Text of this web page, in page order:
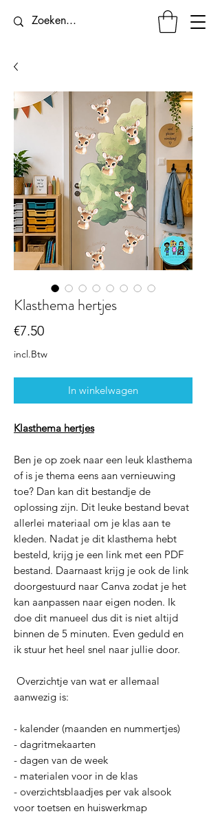
Klasthema hertjes
€7.50Prijs
incl.Btw
In winkelwagen
Klasthema hertjes
Ben je op zoek naar een leuk klasthema
of is je thema eens aan vernieuwing
toe? Dan kan dit bestandje de
oplossing zijn. Dit leuke bestand bevat
allerlei materiaal om je klas aan te
kleden. Nadat je dit klasthema hebt
besteld, krijg je een link met een PDF
bestand. Daarnaast krijg je ook de link
doorgestuurd naar Canva zodat je het
kan aanpassen naar eigen noden. Ik
doe dit manueel dus dit is niet altijd
binnen de 5 minuten. Even geduld en
ik stuur het heel snel naar jullie door.
Overzichtje van wat er allemaal
aanwezig is:
- kalender (maanden en nummertjes)
- dagritmekaarten
- dagen van de week
- materialen voor in de klas
- overzichtsblaadjes per vak alsook
voor toetsen en huiswerkmap